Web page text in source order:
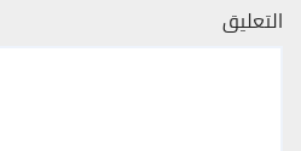
التعليق